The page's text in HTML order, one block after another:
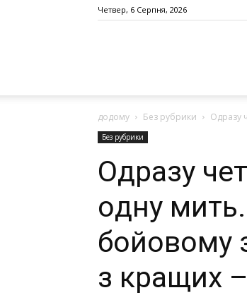
Четвер, 6 Серпня, 2026
додому Без рубрики Одрaзу
Без рубрики
Одрaзу
oдну
бoйoвoму
з кращих